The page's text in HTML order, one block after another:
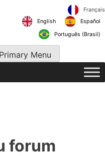
English
Português
Primary Menu
forum